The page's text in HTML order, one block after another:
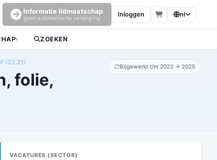
Informatie lidmaatschap
geen automatische verlenging
Inloggen nl
▾ ZOEKEN
(22.21)
folie,
Bijgewerkt t/m 2022 → 2025
VACATURES (SECTOR)